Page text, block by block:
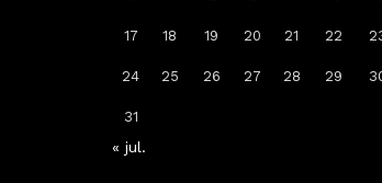
17 18 19 20 21 22
24 25 26 27 28 29
31
« jul.
Arrenca la
vacunació: a qui
grip, COVID-19
14, octubre,